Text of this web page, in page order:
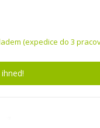
(expedice do 3